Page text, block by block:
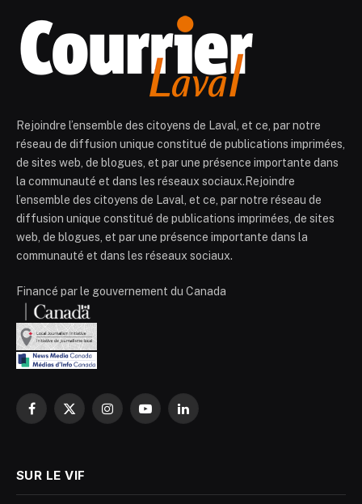
Rejoindre l’ensemble des citoyens de Laval, et ce, par notre
réseau de diffusion unique constitué de publications imprimées,
de sites web, de blogues, et par une présence importante dans
la communauté et dans les réseaux sociaux.Rejoindre
l’ensemble des citoyens de Laval, et ce, par notre réseau de
diffusion unique constitué de publications imprimées, de sites
web, de blogues, et par une présence importante dans la
communauté et dans les réseaux sociaux.
Financé par le gouvernement du Canada
Facebook
X
InstagramYouTubeLinkedIn
SUR LE VIF